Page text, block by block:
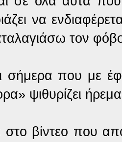
να
τον
σήμερα που με
ψιθυρίζει
βίντεο που